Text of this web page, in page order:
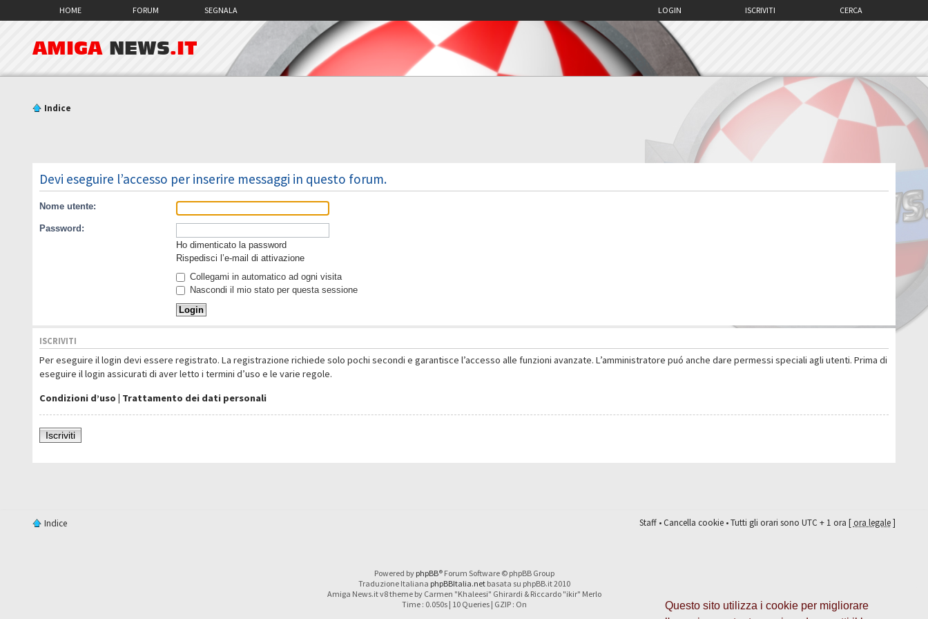
Questo sito utilizza i cookie per migliorare
HOME FORUM SEGNALA CERCA
ISCRIVITI
LOGIN
AMIGA NEWS.IT
Indice
Devi eseguire l’accesso per inserire messaggi in questo forum.
Nome utente:
Password:
Ho dimenticato la password
Rispedisci l’e-mail di attivazione
Collegami in automatico ad ogni visita
Nascondi il mio stato per questa sessione
ISCRIVITI
Per eseguire il login devi essere registrato. La registrazione richiede solo pochi secondi e garantisce l’accesso alle funzioni avanzate. L’amministratore puó anche dare permessi speciali agli utenti. Prima di
eseguire il login assicurati di aver letto i termini d’uso e le varie regole.
Condizioni d’uso | Trattamento dei dati personali
Iscriviti
Indice Staff•Cancella cookie• Tutti gli orari sono UTC + 1 ora [ora legale]
Powered by phpBB® Forum Software © phpBB Group
Traduzione Italiana phpBBItalia.netbasata su phpBB.it 2010
Amiga News.it v8 theme by Carmen "Khaleesi" Ghirardi & Riccardo "ikir" Merlo
Time : 0.050s | 10 Queries | GZIP : On